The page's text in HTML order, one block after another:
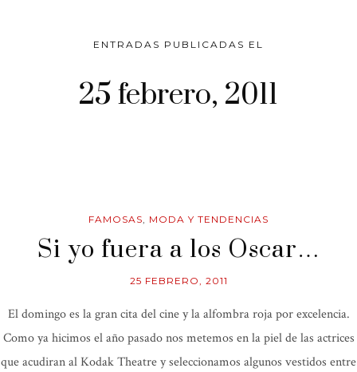
ENTRADAS PUBLICADAS EL
25 febrero, 2011
FAMOSAS, MODA Y TENDENCIAS
Si yo fuera a los Oscar…
25 FEBRERO, 2011
El domingo es la gran cita del cine y la alfombra roja por excelencia.
Como ya hicimos el año pasado nos metemos en la piel de las actrices
que acudiran al Kodak Theatre y seleccionamos algunos vestidos entre